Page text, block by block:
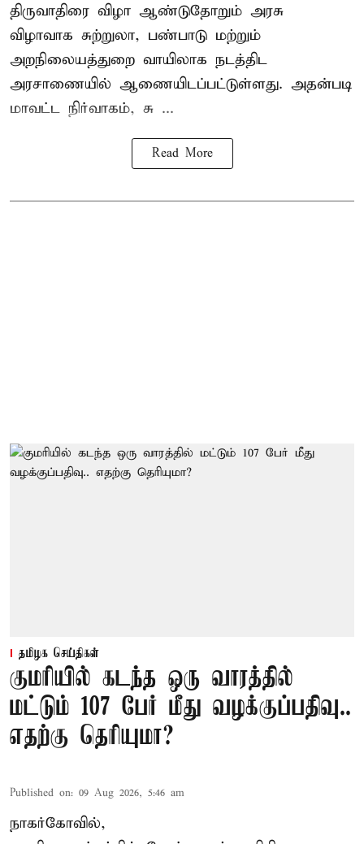
திருவாதிரை விழா ஆண்டுதோறும் அரசு
விழாவாக சுற்றுலா, பண்பாடு மற்றும்
அறநிலையத்துறை வாயிலாக நடத்திட
அரசாணையில் ஆணையிடப்பட்டுள்ளது. அதன்படி
மாவட்ட நிர்வாகம், சு ...
Read More
தமிழக செய்திகள்
குமரியில் கடந்த ஒரு வாரத்தில்
மட்டும் 107 பேர் மீது வழக்குப்பதிவு..
எதற்கு தெரியுமா?
Published on: 09 Aug 2026, 5:46 am
நாகர்கோவில்,